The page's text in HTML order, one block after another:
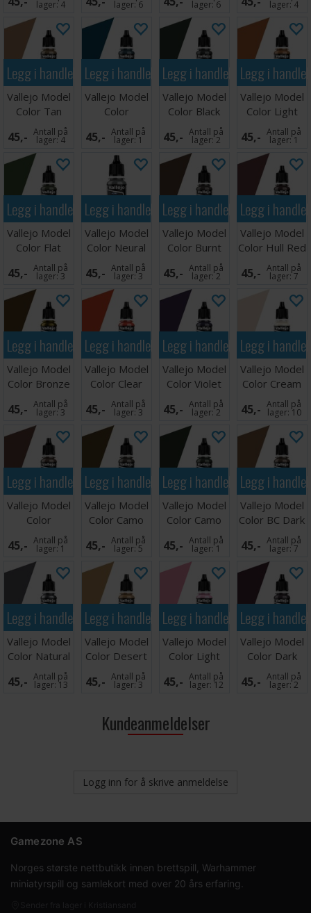
lager:4 lager:6 lager:6 lager:4
Legg i handlekurven
Vallejo Model
Color Tan
Earth 17ml
45,- Antall på
lager:4
Legg i handlekurven
Vallejo Model
Color
Turquoise
17ml
45,- Antall på
lager:1
Legg i handlekurven
Vallejo Model
Color Black
Green 17ml
45,- Antall på
lager:2
Legg i
Vallejo Model
Color Light
Brown 17ml
45,- Antall på
lager:1
Legg i handlekurven
Vallejo Model
Color Flat
Green 17ml
45,- Antall på
lager:3
Legg i handlekurven
Vallejo Model
Color Neural
Grey 17ml
45,- Antall på
lager:3
Legg i handlekurven
Vallejo Model
Color Burnt
Umber 17ml
45,- Antall på
lager:2
Legg i
Vallejo Model
Color Hull Red
17ml
45,- Antall på
lager:7
Legg i handlekurven
Vallejo Model
Color Bronze
17ml
45,- Antall på
lager:3
Legg i handlekurven
Vallejo Model
Color Clear
Orange 17ml
45,- Antall på
lager:3
Legg i handlekurven
Vallejo Model
Color Violet
17ml
45,- Antall på
lager:2
Legg i
Vallejo Model
Color Cream
White
45,- Antall på
lager: 10
Legg i handlekurven
Vallejo Model
Color
Chestnut
Brown
45,- Antall på
lager:1
Legg i handlekurven
Vallejo Model
Color Camo
Middle Brown
45,- Antall på
lager:5
Legg i handlekurven
Vallejo Model
Color Camo
Dark Green
45,- Antall på
lager:1
Legg i
Vallejo Model
Color BC Dark
Brown
45,- Antall på
lager:7
Legg i handlekurven
Vallejo Model
Color Natural
Steel 17ml
45,- Antall på
lager: 13
Legg i handlekurven
Vallejo Model
Color Desert
Brown
45,- Antall på
lager:3
Legg i handlekurven
Vallejo Model
Color Light
Pink
45,- Antall på
lager: 12
Legg i
Vallejo Model
Color Dark
Purple
45,- Antall på
lager:2
Kundeanmeldelser
Logg inn for å skrive anmeldelse
Gamezone AS
Norges største nettbutikk innen brettspill, Warhammer
miniatyrspill og samlekort med over 20 års erfaring.